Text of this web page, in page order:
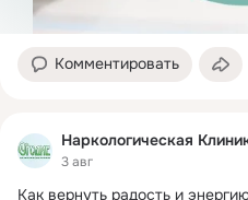
Комментировать
Наркологическая
3 авг
Как вернуть радость и